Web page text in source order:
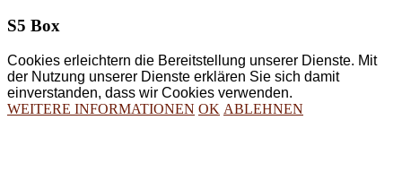
S5 Box
Cookies erleichtern die Bereitstellung unserer Dienste. Mit
der Nutzung unserer Dienste erklären Sie sich damit
einverstanden, dass wir Cookies verwenden.
WEITERE INFORMATIONEN OK ABLEHNEN